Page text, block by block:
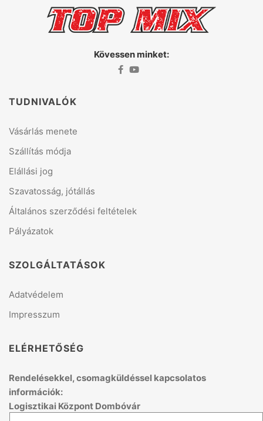
Kövessen minket:
TUDNIVALÓK
Vásárlás menete
Szállítás módja
Elállási jog
Szavatosság, jótállás
Általános szerződési feltételek
Pályázatok
SZOLGÁLTATÁSOK
Adatvédelem
Impresszum
ELÉRHETŐSÉG
Rendelésekkel, csomagküldéssel kapcsolatos
információk:
Logisztikai Központ Dombóvár